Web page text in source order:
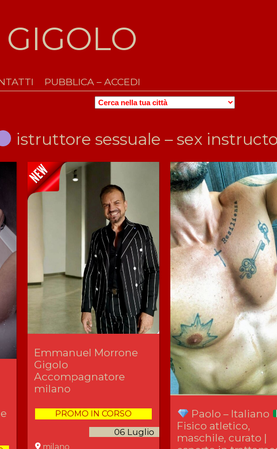
PUBBLICA – ACCEDI
ROSSO
GIGOLO
CITTÀ
istruttore sessuale – sex
Emmanuel Morrone
Gigolo
Accompagnatore
milano
PROMO IN CORSO
06 Luglio
milano
Paolo – Italiano
Fisico atletico,
maschile, curato |